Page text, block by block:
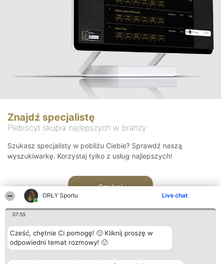
ORŁY Sportu Live chat
07:55
Cześć, chętnie Ci pomogę! 🙂 Kliknij proszę w
odpowiedni temat rozmowy! 🙂
Znajdź specjalistę
Plebiscyt skupia najlepszych w branży
Szukasz specjalisty w pobliżu Ciebie? Sprawdź naszą
wyszukiwarkę. Korzystaj tylko z usług najlepszych!
Szukaj
Organizator plebiscytu Plebiscyt Kontakt